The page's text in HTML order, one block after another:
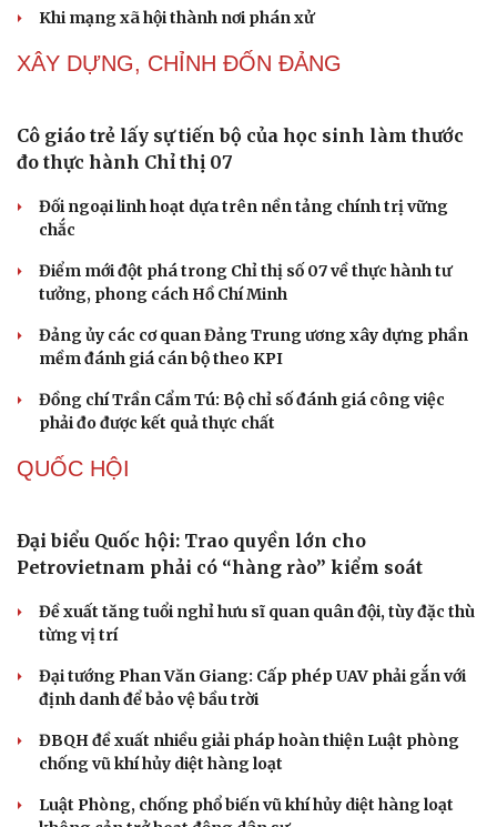
NHẬN DIỆN SỰ THẬT
chứng minh qua những số liệu cụ thể
Thực tiễn vận hành chính quyền ba cấp bác bỏ mọi luận
điệu xuyên tạc
Thủ đoạn xuyên tạc mới trên không gian mạng thời AI
Tự cảnh giác trước tâm lý đám đông khi dùng mạng xã
hội
Khi mạng xã hội thành nơi phán xử
NHẬN DIỆN SỰ THẬT
Thực tiễn vận hành chính quyền ba cấp bác bỏ mọi luận
Thủ đoạn xuyên tạc mới trên không gian mạng thời AI
Tự cảnh giác trước tâm lý đám đông khi dùng mạng xã
hội
Khi mạng xã hội thành nơi phán xử
XÂY DỰNG, CHỈNH ĐỐN ĐẢNG